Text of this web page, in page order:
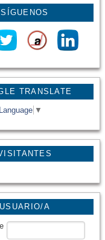
TRANSLATE
▼
SÍGUENOS
USUARIO/A